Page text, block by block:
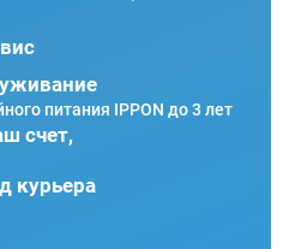
питания IPPON до 3 лет
счет,
курьера